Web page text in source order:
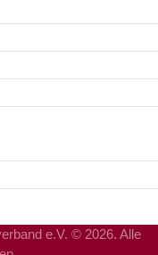
e.V. © 2026. Alle